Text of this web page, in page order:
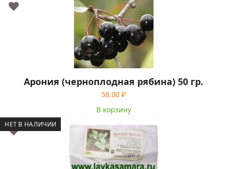
Арония (черноплодная рябина) 50 гр.
58.00 ₽
В корзину
НЕТ В НАЛИЧИИ